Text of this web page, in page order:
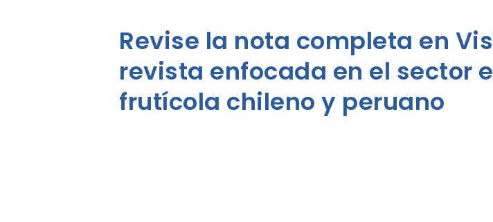
Revise la nota completa en
revista enfocada en el sector
frutícola chileno y peruano